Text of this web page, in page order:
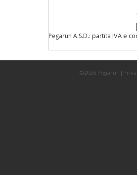
Pegarun A.S.D.: partita IVA e
©2026 Pegarun|